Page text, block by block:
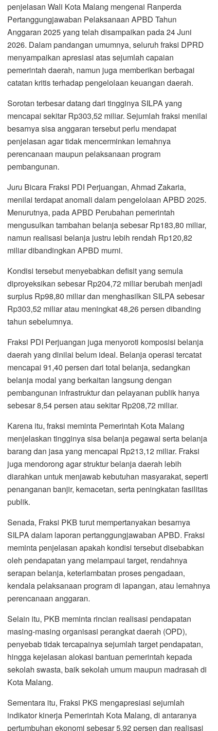
penjelasan Wali Kota Malang mengenai Ranperda
Pertanggungjawaban Pelaksanaan APBD Tahun
Anggaran 2025 yang telah disampaikan pada 24 Juni
2026. Dalam pandangan umumnya, seluruh fraksi DPRD
menyampaikan apresiasi atas sejumlah capaian
pemerintah daerah, namun juga memberikan berbagai
catatan kritis terhadap pengelolaan keuangan daerah.
Sorotan terbesar datang dari tingginya SILPA yang
mencapai sekitar Rp303,52 miliar. Sejumlah fraksi menilai
besarnya sisa anggaran tersebut perlu mendapat
penjelasan agar tidak mencerminkan lemahnya
perencanaan maupun pelaksanaan program
pembangunan.
Juru Bicara Fraksi PDI Perjuangan, Ahmad Zakaria,
menilai terdapat anomali dalam pengelolaan APBD 2025.
Menurutnya, pada APBD Perubahan pemerintah
mengusulkan tambahan belanja sebesar Rp183,80 miliar,
namun realisasi belanja justru lebih rendah Rp120,82
miliar dibandingkan APBD murni.
Kondisi tersebut menyebabkan defisit yang semula
diproyeksikan sebesar Rp204,72 miliar berubah menjadi
surplus Rp98,80 miliar dan menghasilkan SILPA sebesar
Rp303,52 miliar atau meningkat 48,26 persen dibanding
tahun sebelumnya.
Fraksi PDI Perjuangan juga menyoroti komposisi belanja
daerah yang dinilai belum ideal. Belanja operasi tercatat
mencapai 91,40 persen dari total belanja, sedangkan
belanja modal yang berkaitan langsung dengan
pembangunan infrastruktur dan pelayanan publik hanya
sebesar 8,54 persen atau sekitar Rp208,72 miliar.
Karena itu, fraksi meminta Pemerintah Kota Malang
menjelaskan tingginya sisa belanja pegawai serta belanja
barang dan jasa yang mencapai Rp213,12 miliar. Fraksi
juga mendorong agar struktur belanja daerah lebih
diarahkan untuk menjawab kebutuhan masyarakat, seperti
penanganan banjir, kemacetan, serta peningkatan fasilitas
publik.
Senada, Fraksi PKB turut mempertanyakan besarnya
SILPA dalam laporan pertanggungjawaban APBD. Fraksi
meminta penjelasan apakah kondisi tersebut disebabkan
oleh pendapatan yang melampaui target, rendahnya
serapan belanja, keterlambatan proses pengadaan,
kendala pelaksanaan program di lapangan, atau lemahnya
perencanaan anggaran.
Selain itu, PKB meminta rincian realisasi pendapatan
masing-masing organisasi perangkat daerah (OPD),
penyebab tidak tercapainya sejumlah target pendapatan,
hingga kejelasan alokasi bantuan pemerintah kepada
sekolah swasta, baik sekolah umum maupun madrasah di
Kota Malang.
Sementara itu, Fraksi PKS mengapresiasi sejumlah
indikator kinerja Pemerintah Kota Malang, di antaranya
pertumbuhan ekonomi sebesar 5,92 persen dan realisasi